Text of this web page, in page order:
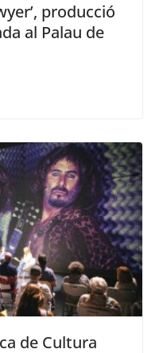
producció
al Palau de
de Cultura